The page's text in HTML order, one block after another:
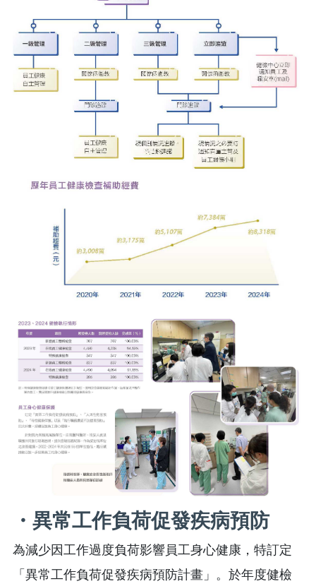
・異常工作負荷促發疾病預防
為減少因工作過度負荷影響員工身心健康，特訂定
「異常工作負荷促發疾病預防計畫」。於年度健檢